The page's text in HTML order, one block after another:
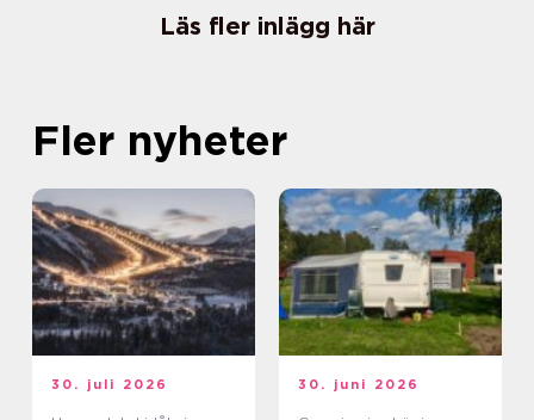
Läs fler inlägg här
Fler nyheter
30. juli 2026 30. juni 2026